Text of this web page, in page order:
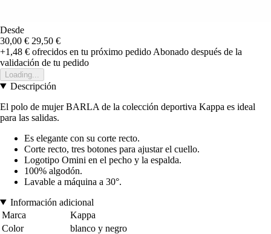
Desde
30,00 € 29,50 €
+1,48 € ofrecidos en tu próximo pedido Abonado después de la
validación de tu pedido
Loading...
Descripción
El polo de mujer BARLA de la colección deportiva Kappa es ideal
para las salidas.
Es elegante con su corte recto.
Corte recto, tres botones para ajustar el cuello.
Logotipo Omini en el pecho y la espalda.
100% algodón.
Lavable a máquina a 30°.
Información adicional
Marca
Kappa
Color
blanco y negro